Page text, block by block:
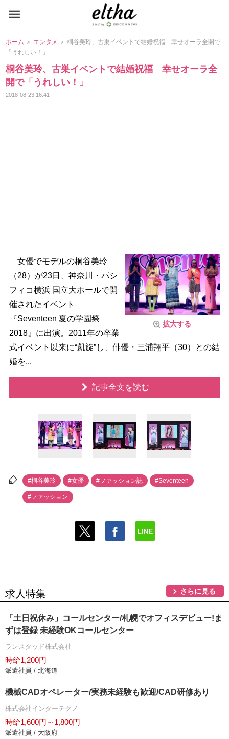
ホーム ＞ エンタメ ＞ 桐谷美玲、古巣イベントで結婚祝福 幸せオーラ全開で
「うれしい！」
桐谷美玲、古巣イベントで結婚祝福 幸せオーラ全
開で「うれしい！」
2018-08-23 16:41
拡大する
女優でモデルの桐谷美玲
（28）が23日、神奈川・パシ
フィコ横浜 国立大ホールで開
催されたイベント
『Seventeen 夏の学園祭
2018』に出演。2011年の卒業
式イベント以来に“凱旋”し、俳優・三浦翔平（30）との結
婚を...
記事全文を読む
#桐谷美玲 #女優 #ファッション誌 #Seventeen
#ファッション
求人特集 さらに見る
「土日祝休み」コールセンター/札幌でオフィスデビュー!ま
ずは登録 未経験OKコールセンター
ランスタッド株式会社
時給1,200円
派遣社員 / 北海道
機械CADオペレーター/実務未経験も歓迎/CAD研修あり
株式会社インターテクノ
時給1,600円～1,800円
派遣社員 / 大阪府